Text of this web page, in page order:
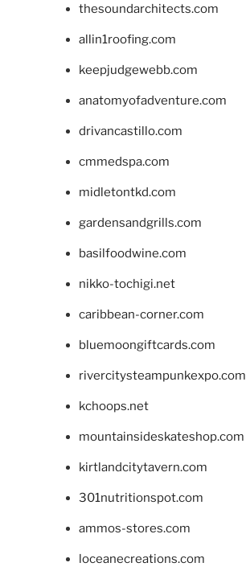
thesoundarchitects.com
allin1roofing.com
keepjudgewebb.com
anatomyofadventure.com
drivancastillo.com
cmmedspa.com
midletontkd.com
gardensandgrills.com
basilfoodwine.com
nikko-tochigi.net
caribbean-corner.com
bluemoongiftcards.com
rivercitysteampunkexpo.com
kchoops.net
mountainsideskateshop.com
kirtlandcitytavern.com
301nutritionspot.com
ammos-stores.com
loceanecreations.com